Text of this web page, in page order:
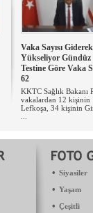
Vaka Sayısı Giderek
Yükseliyor Gündüz
Testine Göre Vaka
62
KKTC Sağlık Bakanı
vakalardan 12 kişinin
Lefkoşa, 34 kişinin
• Siyasiler
• Yaşam
• Çeşitli